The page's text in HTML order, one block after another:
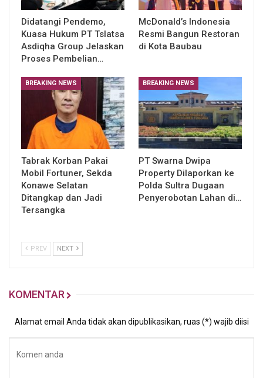
Didatangi Pendemo,
Kuasa Hukum PT Tslatsa
Asdiqha Group Jelaskan
Proses Pembelian…
McDonald’s Indonesia
Resmi Bangun Restoran
di Kota Baubau
BREAKING NEWS
Tabrak Korban Pakai
Mobil Fortuner, Sekda
Konawe Selatan
Ditangkap dan Jadi
Tersangka
BREAKING NEWS
PT Swarna Dwipa
Property Dilaporkan ke
Polda Sultra Dugaan
Penyerobotan Lahan di…
PREV NEXT
KOMENTAR
Alamat email Anda tidak akan dipublikasikan, ruas (*) wajib diisi